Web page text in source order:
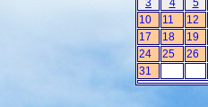
3
4 5
10
11 12
17
18 19
24
25 26
31